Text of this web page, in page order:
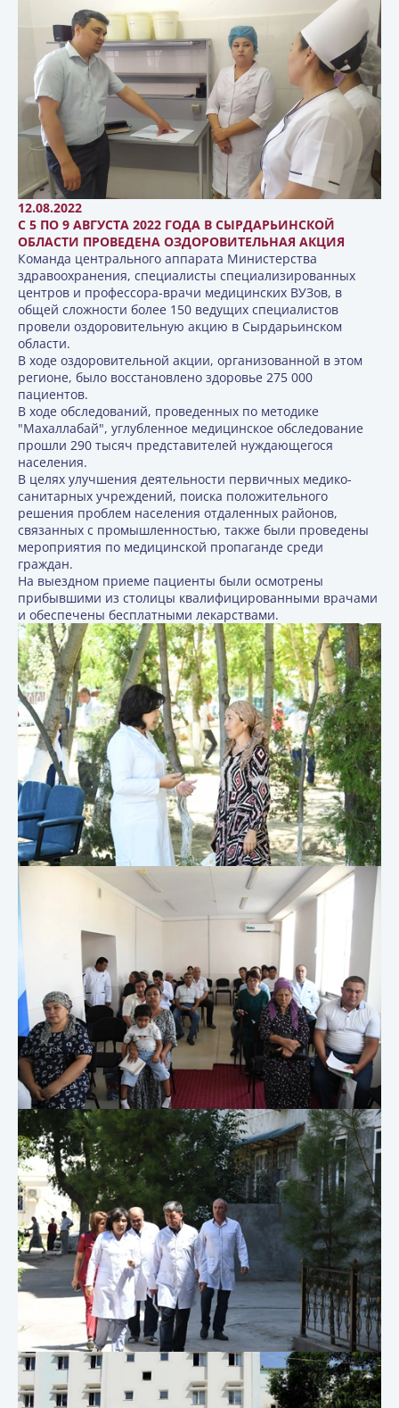
12.08.2022
С 5 ПО 9 АВГУСТА 2022 ГОДА В СЫРДАРЬИНСКОЙ
ОБЛАСТИ ПРОВЕДЕНА ОЗДОРОВИТЕЛЬНАЯ АКЦИЯ
Команда центрального аппарата Министерства
здравоохранения, специалисты специализированных
центров и профессора-врачи медицинских ВУЗов, в
общей сложности более 150 ведущих специалистов
провели оздоровительную акцию в Сырдарьинском
области.
В ходе оздоровительной акции, организованной в этом
регионе, было восстановлено здоровье 275 000
пациентов.
В ходе обследований, проведенных по методике
"Махаллабай", углубленное медицинское обследование
прошли 290 тысяч представителей нуждающегося
населения.
В целях улучшения деятельности первичных медико-
санитарных учреждений, поиска положительного
решения проблем населения отдаленных районов,
связанных с промышленностью, также были проведены
мероприятия по медицинской пропаганде среди
граждан.
На выездном приеме пациенты были осмотрены
прибывшими из столицы квалифицированными врачами
и обеспечены бесплатными лекарствами.